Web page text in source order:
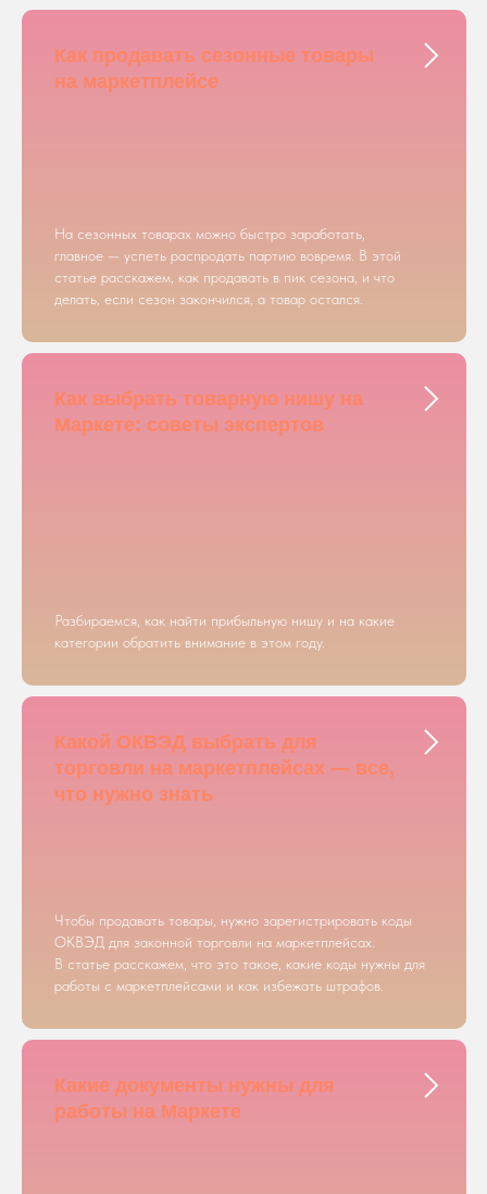
Как продавать сезонные товары
на маркетплейсе
На сезонных товарах можно быстро заработать,
главное — успеть распродать партию вовремя. В этой
статье расскажем, как продавать в пик сезона, и что
делать, если сезон закончился, а товар остался.
Как выбрать товарную нишу на
Маркете: советы экспертов
Разбираемся, как найти прибыльную нишу и на какие
категории обратить внимание в этом году.
Какой ОКВЭД выбрать для
торговли на маркетплейсах — все,
что нужно знать
Чтобы продавать товары, нужно зарегистрировать коды
ОКВЭД для законной торговли на маркетплейсах.
В статье расскажем, что это такое, какие коды нужны для
работы с маркетплейсами и как избежать штрафов.
Какие документы нужны для
работы на Маркете